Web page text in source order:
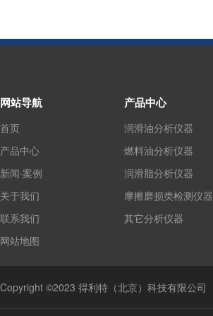
网站导航
首页
产品中心
新闻·案例
关于我们
联系我们
网站地图
产品中心
润滑油分析仪器
燃料油分析仪器
润滑脂分析仪器
摩擦磨损类检测仪器
其它分析仪器
Copyright ©2023 得利特（北京）科技有限公司